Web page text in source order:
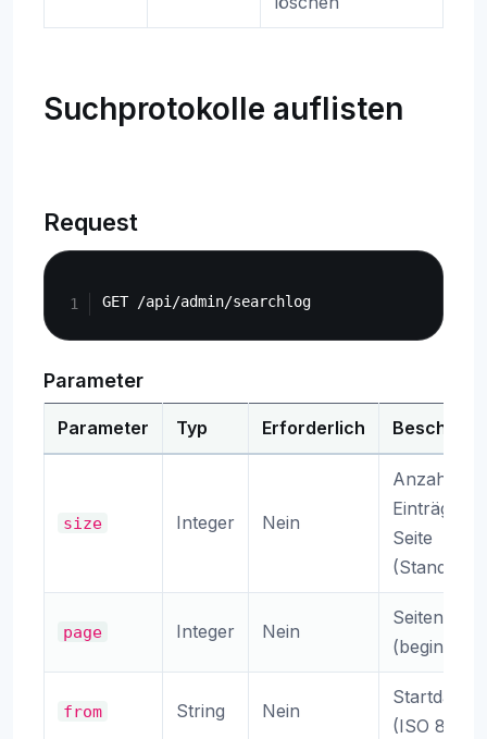
Suchprotokolle auflisten
Request
Parameter
Parameter Typ Erforderlich
size Integer Nein
Anzahl der
Einträge
Seite
(Standard:
page Integer Nein
(beginnt
from String Nein
Startdatum
(ISO 8601)